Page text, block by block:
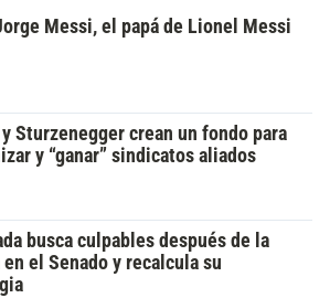
Messi, el papá de Lionel Messi
Sturzenegger crean un fondo para
y “ganar” sindicatos aliados
busca culpables después de la
el Senado y recalcula su